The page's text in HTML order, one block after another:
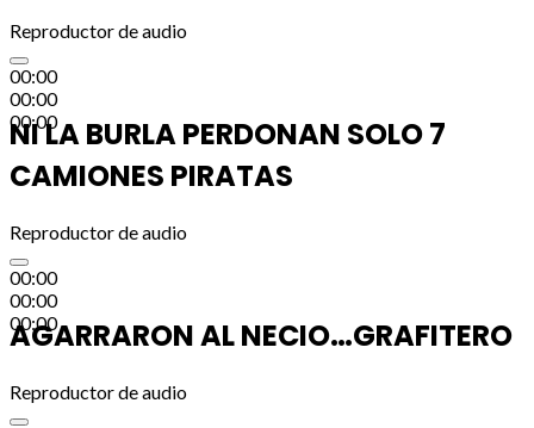
Reproductor de audio
00:00
00:00
00:00
NI LA BURLA PERDONAN SOLO 7
CAMIONES PIRATAS
Reproductor de audio
00:00
00:00
00:00
AGARRARON AL NECIO…GRAFITERO
Reproductor de audio